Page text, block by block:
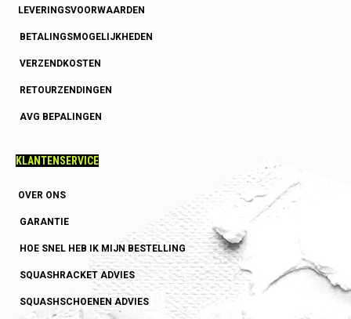
LEVERINGSVOORWAARDEN
BETALINGSMOGELIJKHEDEN
VERZENDKOSTEN
RETOURZENDINGEN
AVG BEPALINGEN
KLANTENSERVICE
OVER ONS
GARANTIE
HOE SNEL HEB IK MIJN BESTELLING
SQUASHRACKET ADVIES
SQUASHSCHOENEN ADVIES